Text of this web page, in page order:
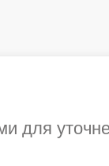
для